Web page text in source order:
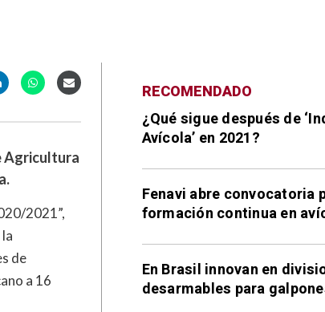
Agricultura
2021”,
de
a 16
RECOMENDADO
¿Qué sigue después de
Avícola’ en 2021?
Fenavi abre convocatoria
formación continua en
En Brasil innovan en
desarmables para